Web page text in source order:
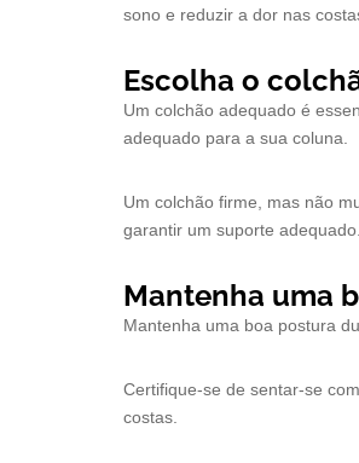
sono e reduzir a dor nas
Escolha o
Um colchão adequado é
adequado para a sua coluna.
Um colchão firme, mas não
garantir um suporte adequado.
Mantenha uma
Mantenha uma boa postura
Certifique-se de sentar-se
costas.